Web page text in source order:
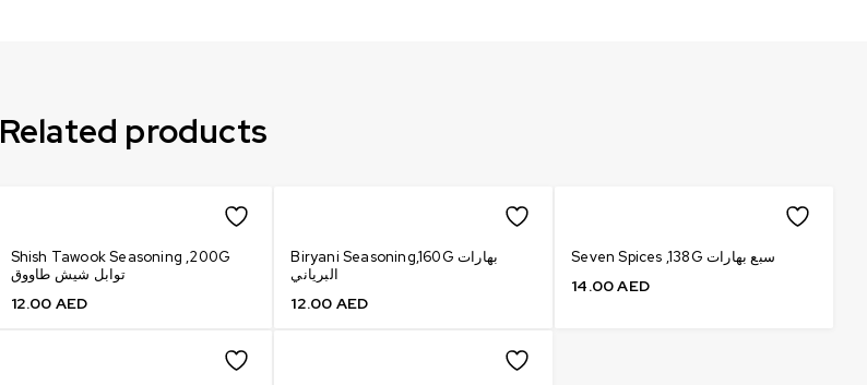
Related products
Shish Tawook Seasoning ,200G
توابل شيش طاووق
12.00 AED
Biryani Seasoning,160G بهارات
البرياني
12.00 AED
Seven Spices ,138G سبع بهارات
14.00AED